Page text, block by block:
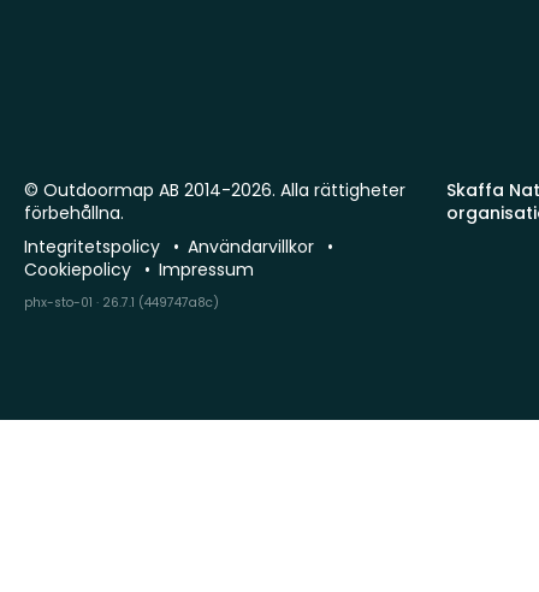
Skaffa
© Outdoormap AB 2014-2026. Alla rättigheter
förbehållna.
Integritetspolicy
Användarvillkor
Cookiepolicy
Impressum
phx-sto-01 · 26.7.1 (449747a8c)